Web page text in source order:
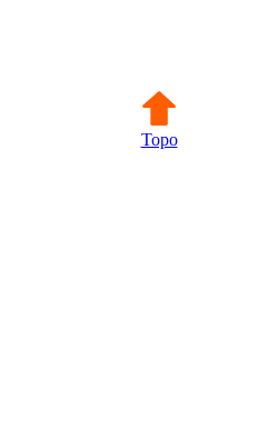
Topo